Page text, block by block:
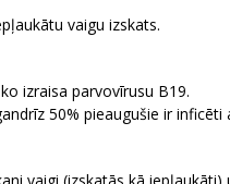
vaigu izskats.
izraisa parvovīrusu B19.
50% pieaugušie ir inficēti